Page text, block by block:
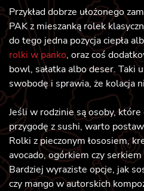
Przykład dobrze ułożonego
PAK z mieszanką rolek
do tego jedna pozycja ciepła
rolki w panko, oraz coś
bowl, sałatka albo deser. Taki
swobodę i sprawia, że kolacja
Jeśli w rodzinie są osoby, które
przygodę z sushi, warto
Rolki z pieczonym łososiem,
avocado, ogórkiem czy
Bardziej wyraziste opcje, jak
czy mango w autorskich